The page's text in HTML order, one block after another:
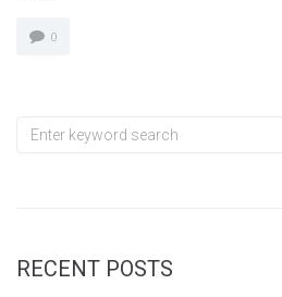
0
Search
RECENT POSTS